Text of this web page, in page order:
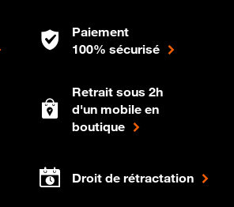
Paiement
100% sécurisé
Retrait sous 2h
d'un mobile en
boutique
Droit de rétractation